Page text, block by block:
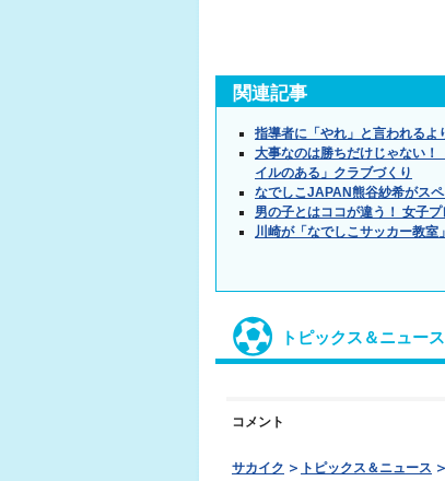
関連記事
指導者に「やれ」と言われる
大事なのは勝ちだけじゃない
イルのある」クラブづくり
なでしこJAPAN熊谷紗希がス
男の子とはココが違う！ 女子
川崎が「なでしこサッカー教室
トピックス＆ニュース
コメント
サカイク トピックス＆ニュース